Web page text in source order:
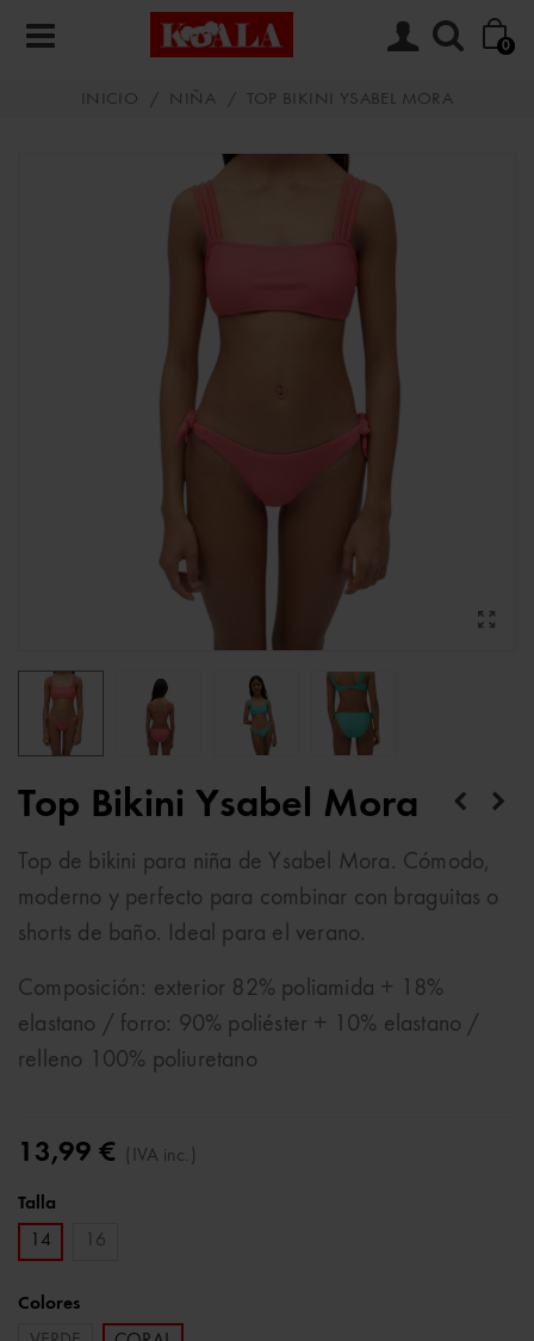
0
INICIO / NIÑA / TOP BIKINI YSABEL MORA
Top Bikini Ysabel Mora
Top de bikini para niña de Ysabel Mora. Cómodo,
moderno y perfecto para combinar con braguitas o
shorts de baño. Ideal para el verano.
Composición: exterior 82% poliamida + 18%
elastano / forro: 90% poliéster + 10% elastano /
relleno 100% poliuretano
13,99 € (IVA inc.)
Talla
14
16
Colores